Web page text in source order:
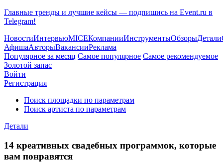
Главные тренды и лучшие кейсы — подпишись на Event.ru в
Telegram!
НовостиИнтервьюMICEКомпанииИнструментыОбзорыДетали
АфишаАвторыВакансииРеклама
Популярное за месяц Самое популярное Самое рекомендуемое
Золотой запас
Войти
Регистрация
Поиск площадки по параметрам
Поиск артиста по параметрам
Детали
14 креативных свадебных программок, которые
вам понравятся